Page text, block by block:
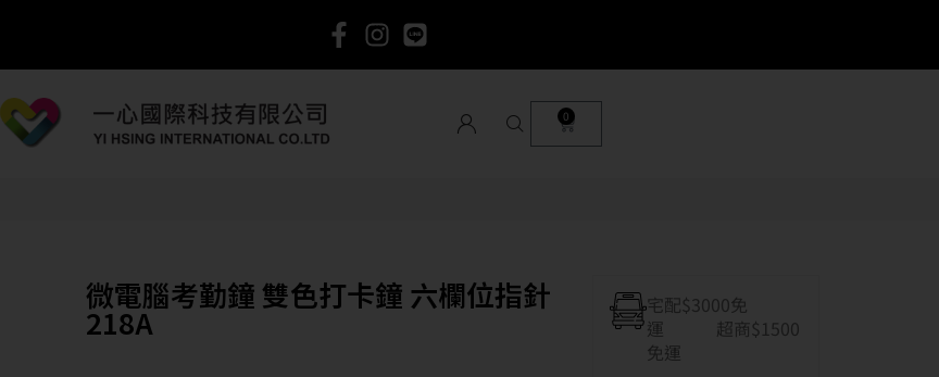
0
微電腦考勤鐘 雙色打卡鐘 六欄位指針
218A
宅配$3000免
運 超商$1500
免運